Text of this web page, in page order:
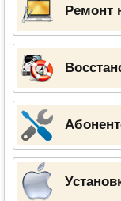
Ремонт